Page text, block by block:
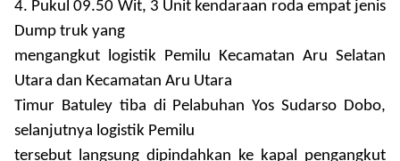
4. Pukul 09.50 Wit, 3 Unit kendaraan roda empat jenis
Dump truk yang
mengangkut logistik Pemilu Kecamatan Aru Selatan
Utara dan Kecamatan Aru Utara
Timur Batuley tiba di Pelabuhan Yos Sudarso Dobo,
selanjutnya logistik Pemilu
tersebut langsung dipindahkan ke kapal pengangkut